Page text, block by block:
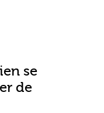
se
de